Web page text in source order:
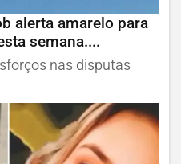
alerta amarelo para
semana....
nas disputas